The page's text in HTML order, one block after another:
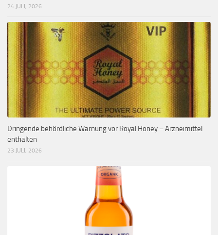
24 JULI, 2026
Dringende behördliche Warnung vor Royal Honey – Arzneimittel
enthalten
23 JULI, 2026